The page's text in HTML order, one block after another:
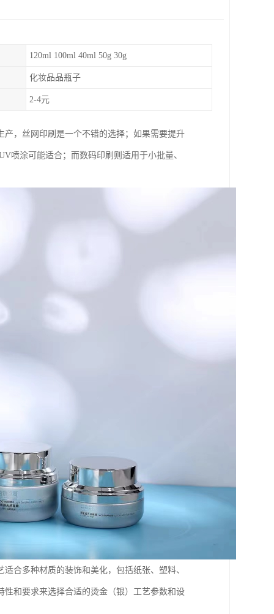
120ml 100ml 40ml 50g 30g
化妆品品瓶子
2-4元
，丝网印刷是一个不错的选择；如果需要提升
喷涂可能适合；而数码印刷则适用于小批量、
合多种材质的装饰和美化，包括纸张、塑料、
和要求来选择合适的烫金（银）工艺参数和设